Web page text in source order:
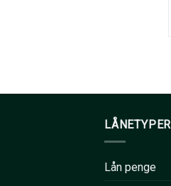
LÅNETYPER
Lån penge